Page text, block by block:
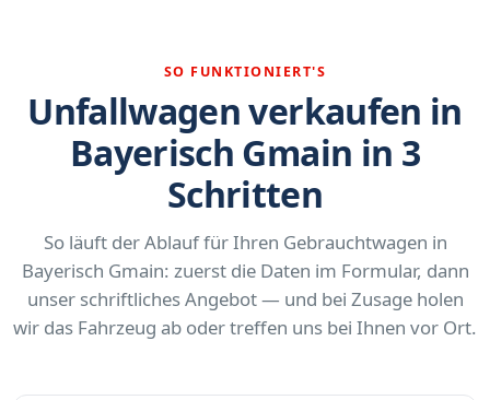
SO FUNKTIONIERT'S
Unfallwagen verkaufen in
Bayerisch Gmain in 3
Schritten
So läuft der Ablauf für Ihren Gebrauchtwagen in
Bayerisch Gmain: zuerst die Daten im Formular, dann
unser schriftliches Angebot — und bei Zusage holen
wir das Fahrzeug ab oder treffen uns bei Ihnen vor Ort.